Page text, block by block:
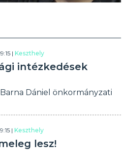
|Keszthely
intézkedések
Dániel önkormányzati
|Keszthely
lesz!